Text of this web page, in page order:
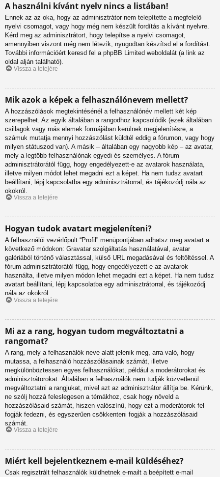
A használni kívánt nyelv nincs a listában!
Ennek az az oka, hogy az adminisztrátor nem telepítette a megfelelő
nyelvi csomagot, vagy hogy még nem készült fordítás a kívánt nyelvre.
Kérd meg az adminisztrátort, hogy telepítse a nyelvi csomagot,
amennyiben viszont még nem létezik, nyugodtan készítsd el a fordítást.
További információért keresd fel a phpBB Limited weboldalát (a link az
oldal alján található).
Vissza a tetejére
Mik azok a képek a felhasználónevem mellett?
A hozzászólások megtekintésénél a felhasználónév mellett két kép
szerepelhet. Az egyik általában a rangodhoz kapcsolódik (ezek általában
csillagok vagy más elemek formájában kerülnek megjelenítésre, a
számuk mutatja mennyi hozzászólást küldtél eddig a fórumon, vagy hogy
milyen státuszod van). A másik – általában egy nagyobb kép – az avatar,
mely a legtöbb felhasználónak egyedi és személyes. A fórum
adminisztrátorától függ, hogy engedélyezett-e az avatarok használata,
illetve milyen módot lehet megadni ezt a képet. Ha nem tudsz avatart
beállítani, lépj kapcsolatba egy adminisztrátorral, és tájékozódj nála az
okokról.
Vissza a tetejére
Hogyan tudok avatart megjeleníteni?
A felhasználói vezérlőpult “Profil” menüpontjában adhatsz meg avatart a
következő módokon: Gravatar szolgáltatás használatával, avatar
galériából történő választással, külső URL megadásával és feltöltéssel. A
fórum adminisztrátorától függ, hogy engedélyezett-e az avatarok
használta, illetve milyen módon lehet megadni ezt a képet. Ha nem tudsz
avatart beállítani, lépj kapcsolatba egy adminisztrátorral, és tájékozódj
nála az okokról.
Vissza a tetejére
Mi az a rang, hogyan tudom megváltoztatni a
rangomat?
A rang, mely a felhasználók neve alatt jelenik meg, arra való, hogy
mutassa, a felhasználó hozzászólásainak számát, illetve
megkülönböztessen egyes felhasználókat, például a moderátorokat és
adminisztrátorokat. Általában a felhasználók nem tudják közvetlenül
megváltoztatni a rangjukat, mivel azt az adminisztrátor állítja be. Kérünk,
ne szólj hozzá feleslegesen a témákhoz, csak hogy növeld a
hozzászólásaid számát, hiszen valószínű, hogy ezt a moderátorok fel
fogják fedezni, és egyszerűen csökkenteni fogják a hozzászólásaid
számát.
Vissza a tetejére
Miért kell bejelentkeznem e-mail küldéséhez?
Csak regisztrált felhasználók küldhetnek e-mailt a beépített e-mail